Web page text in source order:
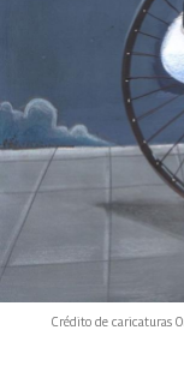
Crédito de caricaturas